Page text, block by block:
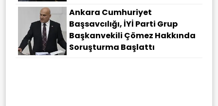
Ankara Cumhuriyet
Başsavcılığı, İYİ Parti Grup
Başkanvekili Çömez Hakkında
Soruşturma Başlattı